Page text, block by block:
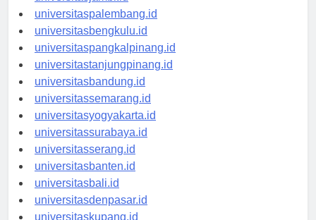
universitasjambi.id
universitaspalembang.id
universitasbengkulu.id
universitaspangkalpinang.id
universitastanjungpinang.id
universitasbandung.id
universitassemarang.id
universitasyogyakarta.id
universitassurabaya.id
universitasserang.id
universitasbanten.id
universitasbali.id
universitasdenpasar.id